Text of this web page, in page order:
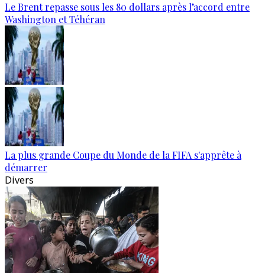
Le Brent repasse sous les 80 dollars après l’accord entre
Washington et Téhéran
La plus grande Coupe du Monde de la FIFA s'apprête à
démarrer
Divers